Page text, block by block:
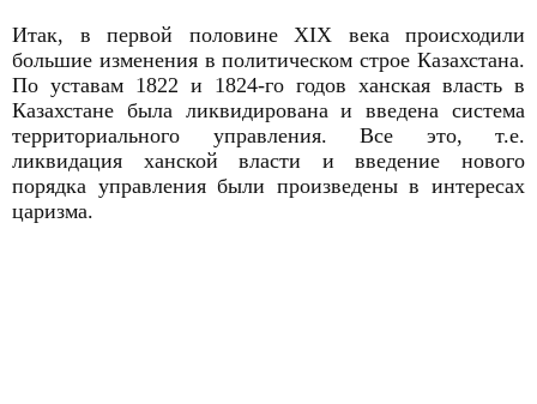
Итак, в первой половине XIX века происходили
большие изменения в политическом строе Казахстана.
По уставам 1822 и 1824-го годов ханская власть в
Казахстане была ликвидирована и введена система
территориального управления. Все это, т.е.
ликвидация ханской власти и введение нового
порядка управления были произведены в интересах
царизма.